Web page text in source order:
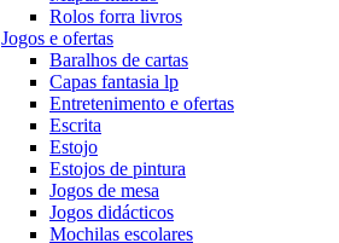
Rolos forra livros
Jogos e ofertas
Baralhos de cartas
Capas fantasia lp
Entretenimento e ofertas
Escrita
Estojo
Estojos de pintura
Jogos de mesa
Jogos didácticos
Mochilas escolares